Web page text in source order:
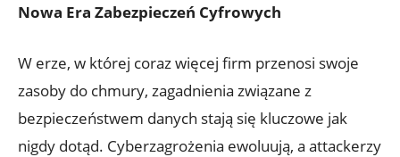
Nowa Era Zabezpieczeń Cyfrowych
W erze, w której coraz więcej firm⁣ przenosi⁤ swoje
zasoby do chmury, zagadnienia związane z
bezpieczeństwem danych stają się kluczowe jak
‌nigdy ​dotąd. Cyberzagrożenia ‌ewoluują, a‍ attackerzy